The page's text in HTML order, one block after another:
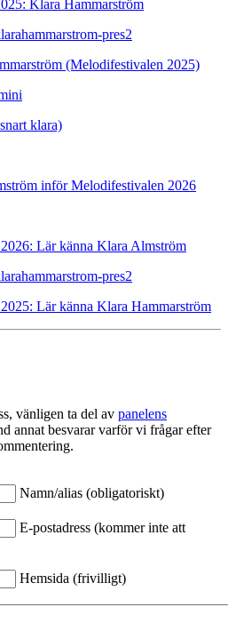
Klara Hammarström
(Melodifestivalen 2025)
klara)
inför Melodifestivalen 2026
Lär känna Klara Almström
Lär känna Klara Hammarström
vänligen ta del av panelens
annat besvarar varför vi frågar efter
Namn/alias (obligatoriskt)
E-postadress (kommer inte att
Hemsida (frivilligt)